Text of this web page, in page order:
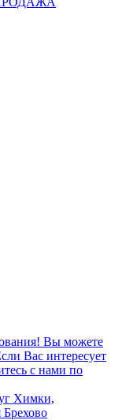
Вы можете
Вас интересует
с нами по
Химки,